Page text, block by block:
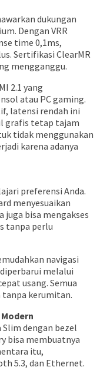
dukungan
Dengan VRR
time 0,1ms,
Sertifikasi ClearMR
mengganggu.
2.1 yang
atau PC gaming.
latensi rendah ini
grafis tetap tajam
tidak menggunakan
karena adanya
preferensi Anda.
menyesuaikan
juga bisa mengakses
tanpa perlu
navigasi
melalui
usang. Semua
kerumitan.
dengan bezel
bisa membuatnya
itu,
5.3, dan Ethernet.